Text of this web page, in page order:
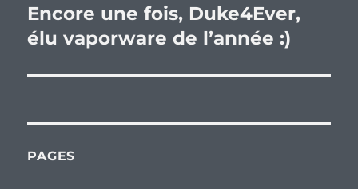
Publication
suivante :
Encore une fois, Duke4Ever,
élu vaporware de l’année :)
PAGES